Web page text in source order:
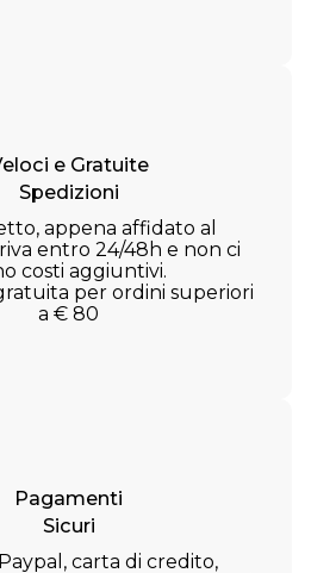
e Gratuite
Spedizioni
appena affidato al
entro 24/48h e non ci
costi aggiuntivi.
per ordini superiori
a € 80
Pagamenti
Sicuri
carta di credito,